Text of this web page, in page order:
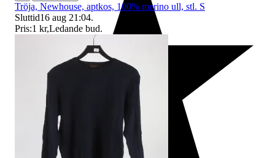
Tröja, Newhouse, aptkos, 100% merino ull, stl. S
Sluttid16 aug 21:04.
Pris:1 kr,Ledande bud.